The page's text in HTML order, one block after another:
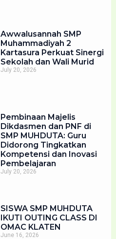
Awwalusannah SMP
Muhammadiyah 2
Kartasura Perkuat Sinergi
Sekolah dan Wali Murid
July 20, 2026
Pembinaan Majelis
Dikdasmen dan PNF di
SMP MUHDUTA: Guru
Didorong Tingkatkan
Kompetensi dan Inovasi
Pembelajaran
July 20, 2026
SISWA SMP MUHDUTA
IKUTI OUTING CLASS DI
OMAC KLATEN
June 16, 2026